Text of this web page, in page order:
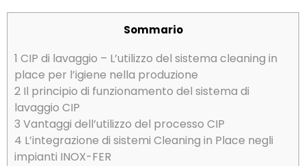
Sommario
1 CIP di lavaggio – L’utilizzo del sistema cleaning in
place per l’igiene nella produzione
2 Il principio di funzionamento del sistema di
lavaggio CIP
3 Vantaggi dell’utilizzo del processo CIP
4 L’integrazione di sistemi Cleaning in Place negli
impianti INOX-FER